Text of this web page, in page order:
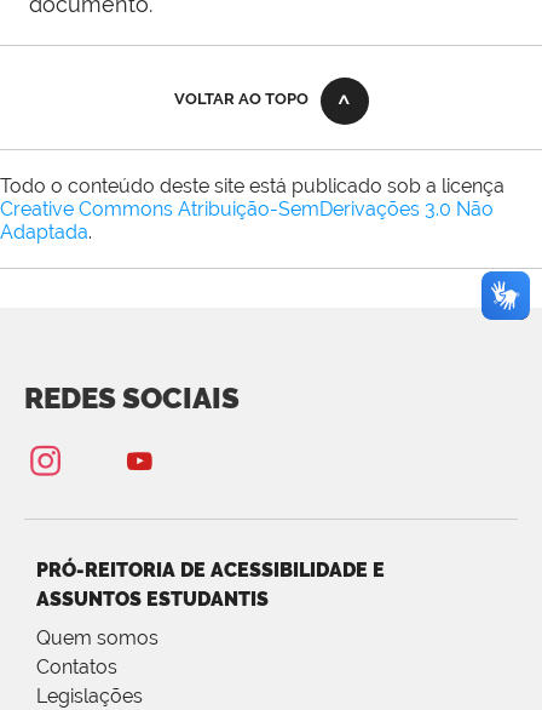
VOLTAR AO TOPO
Todo o conteúdo deste site está publicado sob a licença
Creative Commons Atribuição-SemDerivações 3.0 Não
Adaptada.
REDES SOCIAIS
PRÓ-REITORIA DE ACESSIBILIDADE E
ASSUNTOS ESTUDANTIS
Quem somos
Contatos
Legislações